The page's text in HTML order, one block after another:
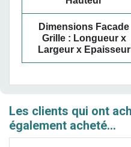
Dimensions Facade
Grille : Longueur x
Largeur x Epaisseur
Les clients qui ont
également acheté...